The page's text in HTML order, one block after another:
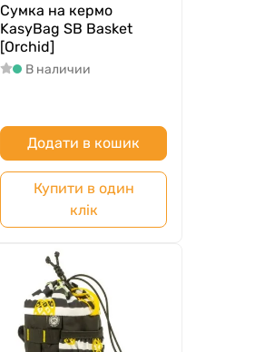
Сумка на кермо
KasyBag SB Basket
[Orchid]
В наличии
Додати в кошик
Купити в один
клік